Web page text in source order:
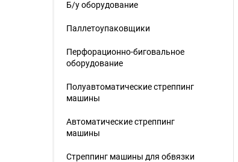
Б/у оборудование
Паллетоупаковщики
Перфорационно-биговальное
оборудование
Полуавтоматические стреппинг
машины
Автоматические стреппинг
машины
Стреппинг машины для обвязки